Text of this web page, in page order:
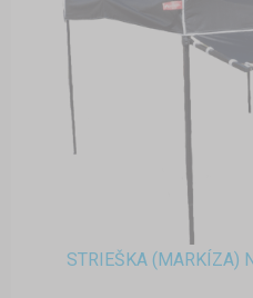
STRIEŠKA (MARKÍZA)